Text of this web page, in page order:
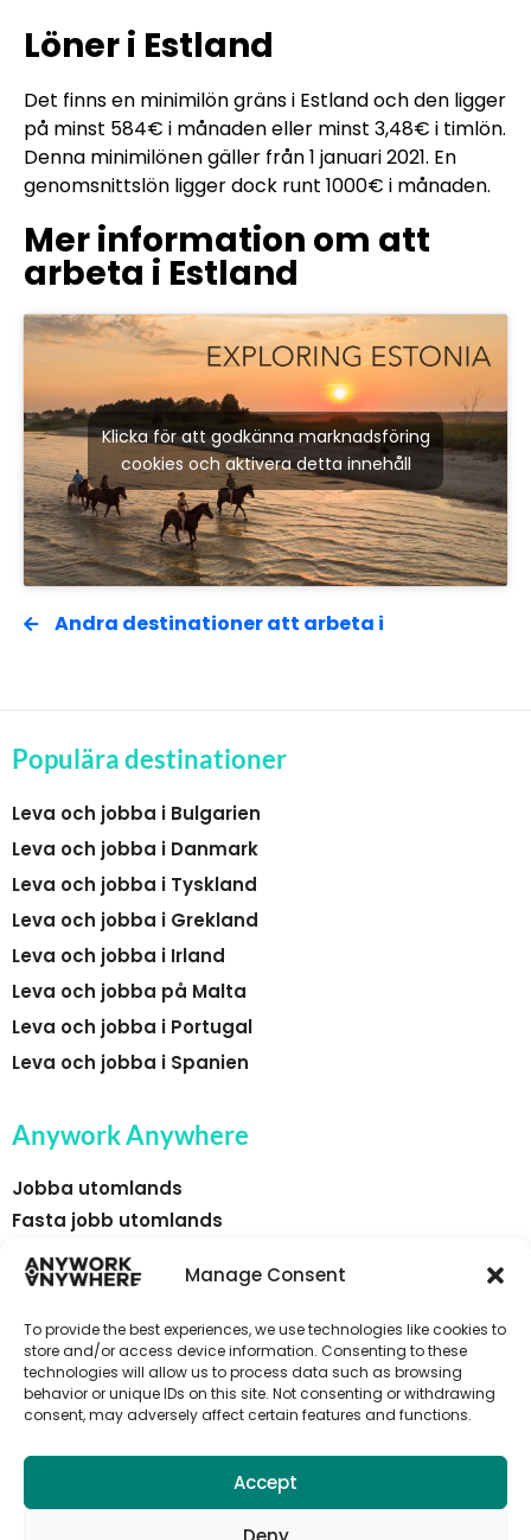
Manage Consent
To provide the best experiences, we use technologies like cookies to
store and/or access device information. Consenting to these
technologies will allow us to process data such as browsing
behavior or unique IDs on this site. Not consenting or withdrawing
consent, may adversely affect certain features and functions.
Accept
Löner i Estland
Det finns en minimilön gräns i Estland och den ligger
på minst 584€ i månaden eller minst 3,48€ i timlön.
Denna minimilönen gäller från 1 januari 2021. En
genomsnittslön ligger dock runt 1000€ i månaden.
Mer information om att
arbeta i Estland
Klicka för att godkänna marknadsföring
cookies och aktivera detta innehåll
Andra destinationer att arbeta i
Populära destinationer
Leva och jobba i Bulgarien
Leva och jobba i Danmark
Leva och jobba i Tyskland
Leva och jobba i Grekland
Leva och jobba i Irland
Leva och jobba på Malta
Leva och jobba i Portugal
Leva och jobba i Spanien
Anywork Anywhere
Jobba utomlands
Fasta jobb utomlands
Säsongsarbete utomlands
Länder
Om oss
Lägg upp ett jobb
Prata med försäljning
Prenumerera på jobbaviseringar från
Anywork Anywhere